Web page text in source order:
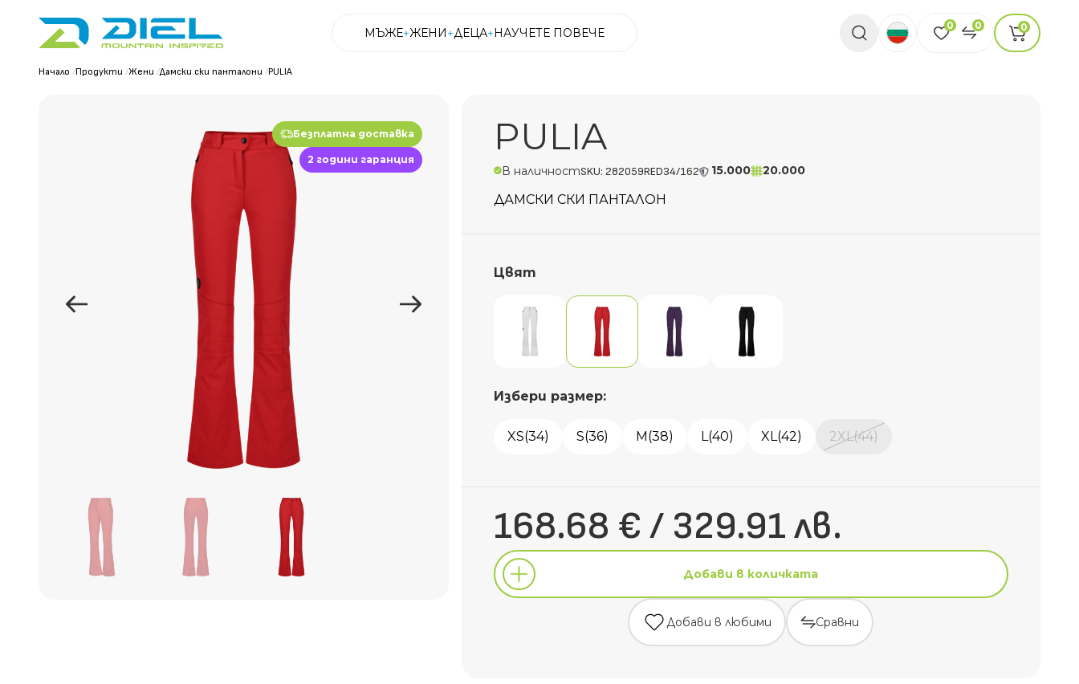
МЪЖЕ ЖЕНИ ДЕЦА НАУЧЕТЕ ПОВЕЧЕ
0 0 0
Начало /Продукти /Жени /Дамски ски панталони /PULIA
Безплатна доставка
2 години гаранция
PULIA
В наличностSKU: 282059RED34/162 15.000 20.000
ДАМСКИ СКИ ПАНТАЛОН
Цвят
Избери размер:
XS(34) S(36) M(38) L(40) XL(42) 2XL(44)
168.68 € / 329.91 лв.
Добави в количката
Добави в любими Сравни